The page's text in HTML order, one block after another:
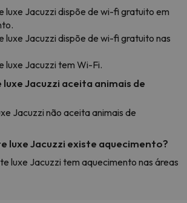
luxe Jacuzzi dispõe de wi-fi gratuito em
luxe Jacuzzi dispõe de wi-fi gratuito nas
luxe Jacuzzi tem Wi-Fi.
Jacuzzi aceita animais de
Jacuzzi não aceita animais de
luxe Jacuzzi existe aquecimento?
luxe Jacuzzi tem aquecimento nas áreas